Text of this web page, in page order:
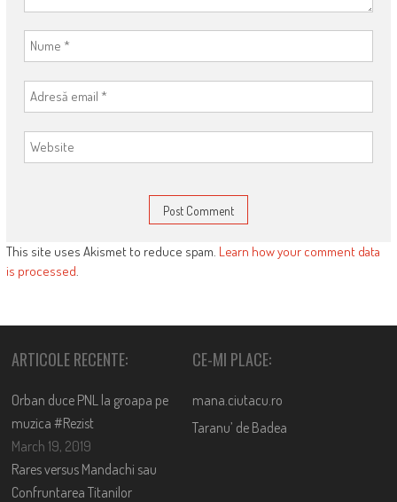
This site uses Akismet to reduce spam. Learn how your comment data
is processed
ARTICOLE RECENTE:
Orban duce PNL la groapa pe
muzica #Rezist
March 19, 2019
Rares versus Mandachi sau
Confruntarea Titanilor
CE-MI PLACE:
mana.ciutacu.ro
Taranu’ de Badea